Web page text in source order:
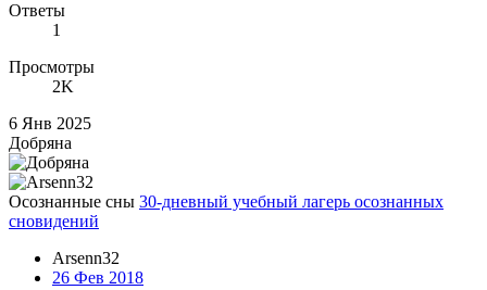
Ответы
1
Просмотры
2K
6 Янв 2025
Добряна
Осознанные сны 30-дневный учебный лагерь осознанных
сновидений
Arsenn32
26 Фев 2018